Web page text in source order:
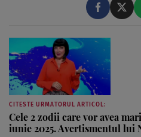
CITESTE URMATORUL ARTICOL:
Cele 2 zodii care vor avea
iunie 2025. Avertismentul lui